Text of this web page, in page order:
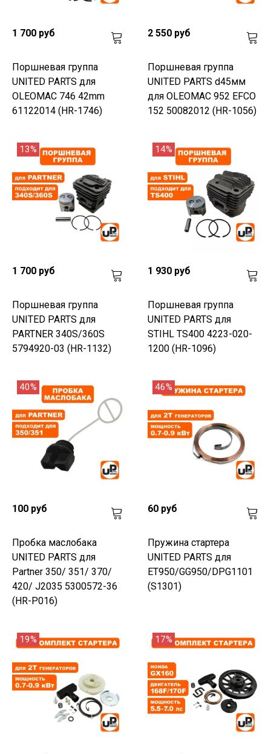
1 700 руб
Поршневая группа
UNITED PARTS для
OLEOMAC 746 42mm
61122014 (HR-1746)
2 550 руб
Поршневая группа
UNITED PARTS d45мм
для OLEOMAC 952 EFCO
152 50082012 (HR-1056)
13%
1 700 руб
Поршневая группа
UNITED PARTS для
PARTNER 340S/360S
5794920-03 (HR-1132)
14%
1 930 руб
Поршневая группа
UNITED PARTS для
STIHL TS400 4223-020-
1200 (HR-1096)
40%
100 руб
Пробка маслобака
UNITED PARTS для
Partner 350/ 351/ 370/
420/ J2035 5300572-36
(HR-P016)
46%
60 руб
Пружина стартера
UNITED PARTS для
ET950/GG950/DPG1101
(S1301)
19% 17%